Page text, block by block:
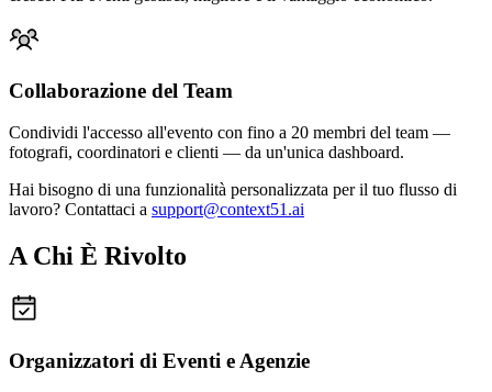
Collaborazione del Team
Condividi l'accesso all'evento con fino a 20 membri del team —
fotografi, coordinatori e clienti — da un'unica dashboard.
Hai bisogno di una funzionalità personalizzata per il tuo flusso di
lavoro? Contattaci a support@context51.ai
A Chi È Rivolto
Organizzatori di Eventi e Agenzie